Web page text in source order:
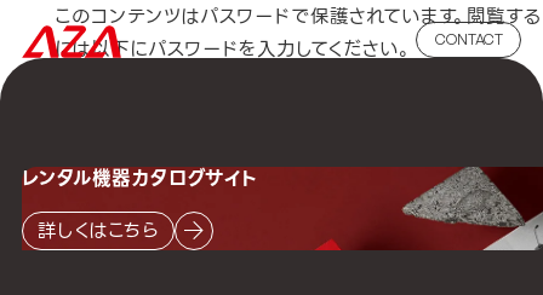
CONTACT
このコンテンツはパスワードで保護されています。閲覧する
には以下にパスワードを入力してください。
レンタル機器カタログサイト
詳しくはこちら